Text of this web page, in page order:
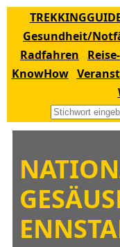
Gesundheit/
Radfahren
KnowHow